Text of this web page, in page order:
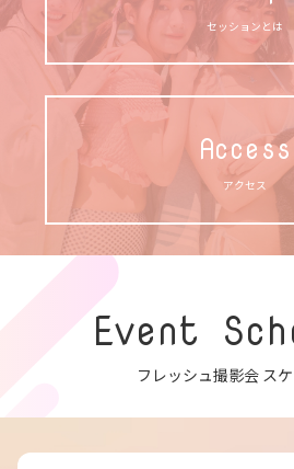
セッションとは
Access
アクセス
Event
フレッシュ撮影会 ス